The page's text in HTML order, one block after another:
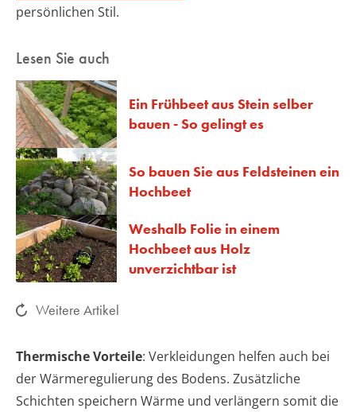
persönlichen Stil.
Lesen Sie auch
Ein Frühbeet aus Stein selber
bauen - So gelingt es
So bauen Sie aus Feldsteinen ein
Hochbeet
Weshalb Folie in einem
Hochbeet aus Holz
unverzichtbar ist
Weitere Artikel
Thermische Vorteile: Verkleidungen helfen auch bei
der Wärmeregulierung des Bodens. Zusätzliche
Schichten speichern Wärme und verlängern somit die